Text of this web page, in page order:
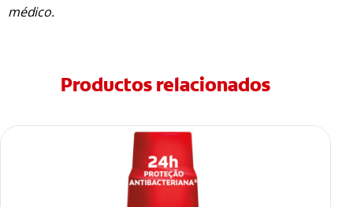
médico.
Productos relacionados